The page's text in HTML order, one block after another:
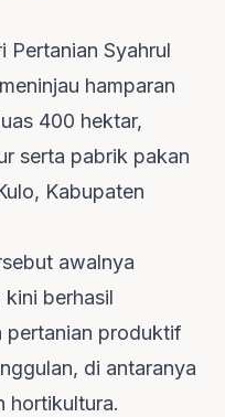
Pertanian Syahrul
hamparan
400 hektar,
serta pabrik pakan
Kabupaten
awalnya
berhasil
pertanian produktif
di antaranya
hortikultura.